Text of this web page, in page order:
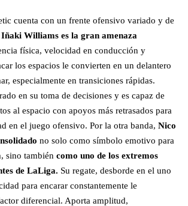
cuenta con un frente ofensivo variado y de
Iñaki Williams es la gran amenaza
física, velocidad en conducción y
los espacios le convierten en un delantero
especialmente en transiciones rápidas.
en su toma de decisiones y es capaz de
al espacio con apoyos más retrasados para
en el juego ofensivo. Por la otra banda, Nico
no solo como símbolo emotivo para
sino también como uno de los extremos
de LaLiga. Su regate, desborde en el uno
para encarar constantemente le
diferencial. Aporta amplitud,